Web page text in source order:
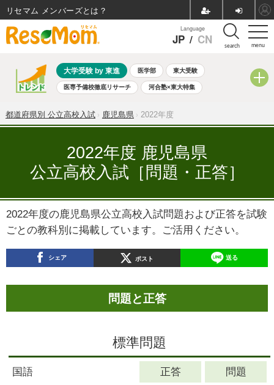
menu
Language
JP / CN search
大学受験 by 東進 医学部 東大受験
医専予備校徹底リサーチ 河合塾×東大特集
共通テスト 夏休み 8月開催学校説明会・相談会
自由研究教材（小学生向け） 自由研究教材（中学生向け）
ランキング
都道府県別 公立高校入試 鹿児島県 2022年度
2022年度 鹿児島県
公立高校入試［問題・正答］
2022年度の鹿児島県公立高校入試問題および正答を試験
ごとの教科別に掲載しています。ご活用ください。
シェア ポスト 送る
問題と正答
標準問題
国語
リセマム メンバーズ